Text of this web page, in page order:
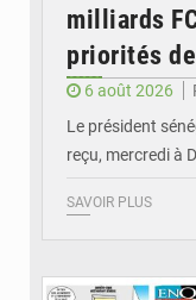
milliards
priorités
6 août 2026
Le président
reçu, mercredi à
SAVOIR PLUS